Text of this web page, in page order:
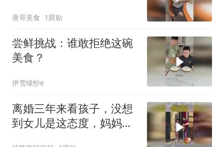
唐哥美食 1跟贴
尝鲜挑战：谁敢拒绝这碗
美食？
伊雪绫纱e
离婚三年来看孩子，没想
到女儿是这态度，妈妈伤